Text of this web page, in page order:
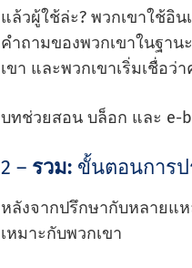
แล้วผู้ใช้ล่ะ? พวกเขาใช้อิ
คําถามของพวกเขาในฐา
เขา และพวกเขาเริ่มเชื่อ
บทช่วยสอน บล็อก และ e-
2 – รวม: ขั้นตอนการป
หลังจากปรึกษากับหลายแ
เหมาะกับพวกเขา